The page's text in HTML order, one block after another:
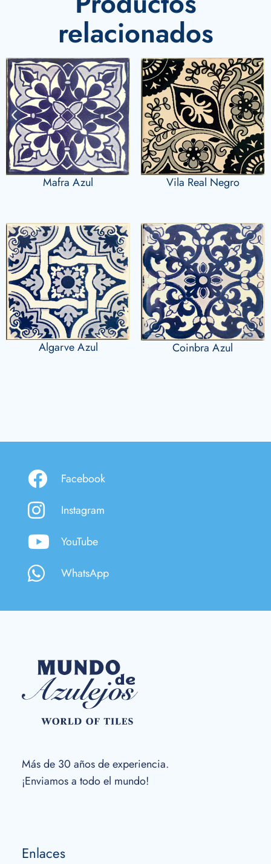
relacionados
Mafra Azul Vila Real Negro
Algarve Azul Coinbra Azul
Facebook
Instagram
YouTube
WhatsApp
Más de 30 años de experiencia.
¡Enviamos a todo el mundo!
Enlaces